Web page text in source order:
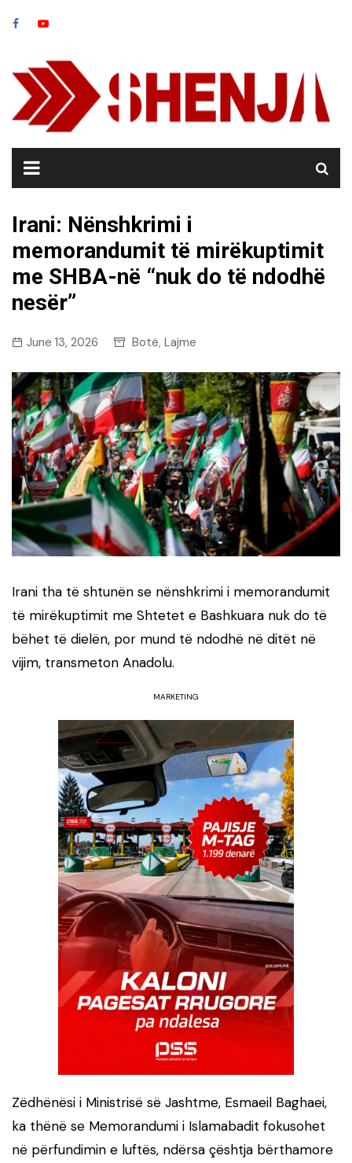
Irani: Nënshkrimi i
memorandumit të mirëkuptimit
me SHBA-në “nuk do të ndodhë
nesër”
June 13, 2026 Botë, Lajme
Irani tha të shtunën se nënshkrimi i memorandumit
të mirëkuptimit me Shtetet e Bashkuara nuk do të
bëhet të dielën, por mund të ndodhë në ditët në
vijim, transmeton Anadolu.
MARKETING
Zëdhënësi i Ministrisë së Jashtme, Esmaeil Baghaei,
ka thënë se Memorandumi i Islamabadit fokusohet
në përfundimin e luftës, ndërsa çështja bërthamore